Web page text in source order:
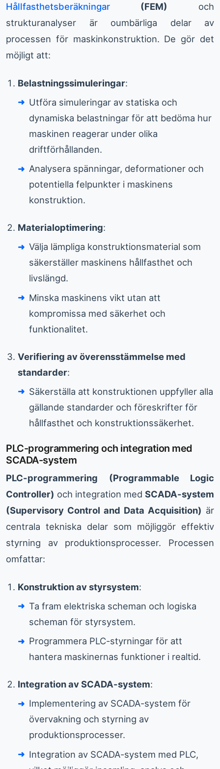
Hållfasthetsberäkningar (FEM) och
strukturanalyser är oumbärliga delar av
processen för maskinkonstruktion. De gör det
möjligt att:
Belastningssimuleringar:
Utföra simuleringar av statiska och
dynamiska belastningar för att bedöma hur
maskinen reagerar under olika
driftförhållanden.
Analysera spänningar, deformationer och
potentiella felpunkter i maskinens
konstruktion.
Materialoptimering:
Välja lämpliga konstruktionsmaterial som
säkerställer maskinens hållfasthet och
livslängd.
Minska maskinens vikt utan att
kompromissa med säkerhet och
funktionalitet.
Verifiering av överensstämmelse med
standarder:
Säkerställa att konstruktionen uppfyller alla
gällande standarder och föreskrifter för
hållfasthet och konstruktionssäkerhet.
PLC-programmering och integration med
SCADA-system
PLC-programmering (Programmable Logic
Controller) och integration med SCADA-system
(Supervisory Control and Data Acquisition) är
centrala tekniska delar som möjliggör effektiv
styrning av produktionsprocesser. Processen
omfattar:
Konstruktion av styrsystem:
Ta fram elektriska scheman och logiska
scheman för styrsystem.
Programmera PLC-styrningar för att
hantera maskinernas funktioner i realtid.
Integration av SCADA-system:
Implementering av SCADA-system för
övervakning och styrning av
produktionsprocesser.
Integration av SCADA-system med PLC,